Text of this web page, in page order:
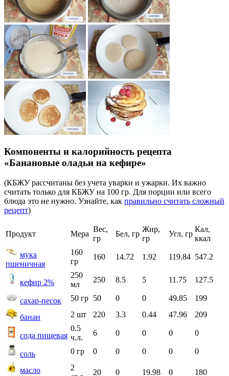
Компоненты и калорийность рецепта
«Банановые оладьи на кефире»
(КБЖУ рассчитаны без учета уварки и ужарки. Их важно
считать только для КБЖУ на 100 гр. Для порции или всего
блюда это не нужно. Узнайте, как правильно считать сложный
рецепт)
Продукт Мера
Вес,
гр
Бел, гр
Жир,
гр
Угл, гр
Кал,
ккал
мука
пшеничная
160
гр
160 14.72 1.92 119.84 547.2
кефир 2%
250
мл
250 8.5 5 11.75 127.5
сахар-песок 50 гр 50 0 0 49.85 199
банан 2 шт 220 3.3 0.44 47.96 209
сода пищевая
0.5
ч.л.
6 0 0 0 0
соль 0 гр 0 0 0 0 0
масло
2
20 0 19.98 0 180